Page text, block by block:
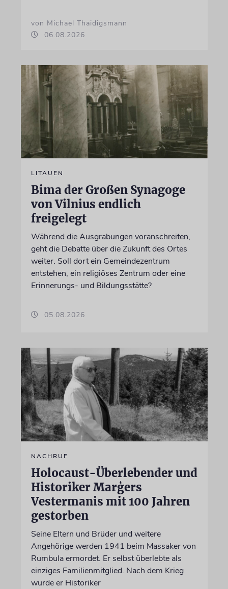
von Michael Thaidigsmann
06.08.2026
LITAUEN
Bima der Großen Synagoge
von Vilnius endlich
freigelegt
Während die Ausgrabungen voranschreiten,
geht die Debatte über die Zukunft des Ortes
weiter. Soll dort ein Gemeindezentrum
entstehen, ein religiöses Zentrum oder eine
Erinnerungs- und Bildungsstätte?
05.08.2026
NACHRUF
Holocaust-Überlebender und
Historiker Marģers
Vestermanis mit 100 Jahren
gestorben
Seine Eltern und Brüder und weitere
Angehörige werden 1941 beim Massaker von
Rumbula ermordet. Er selbst überlebte als
einziges Familienmitglied. Nach dem Krieg
wurde er Historiker